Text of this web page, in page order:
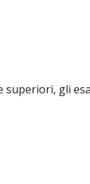
superiori, gli